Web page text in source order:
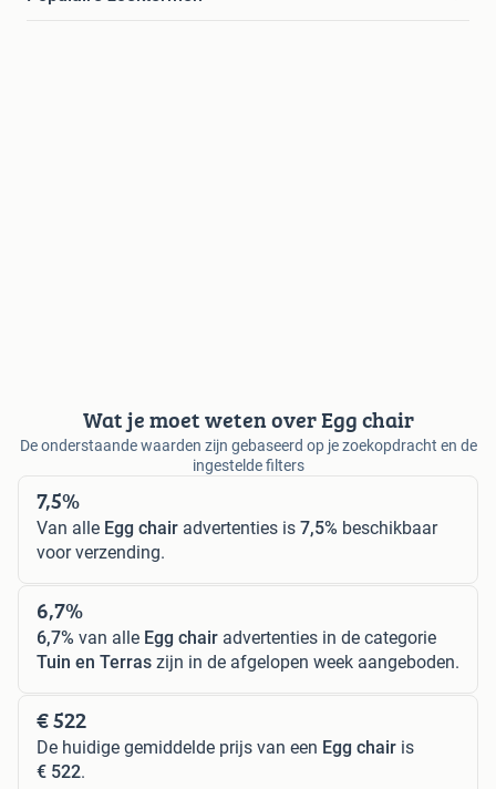
Wat je moet weten over Egg chair
De onderstaande waarden zijn gebaseerd op je zoekopdracht en de
ingestelde filters
7,5%
Van alle Egg chair advertenties is 7,5% beschikbaar
voor verzending.
6,7%
6,7% van alle Egg chair advertenties in de categorie
Tuin en Terras zijn in de afgelopen week aangeboden.
€ 522
De huidige gemiddelde prijs van een Egg chair is
€ 522.